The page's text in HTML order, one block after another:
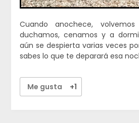
Cuando anochece,
duchamos, cenamos y a
aún se despierta varias veces
sabes lo que te deparará esa
Me gusta +1